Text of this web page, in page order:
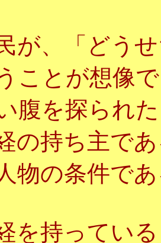
が、「どう
ことが想像
腹を探られ
の持ち主で
物の条件で
を持ってい